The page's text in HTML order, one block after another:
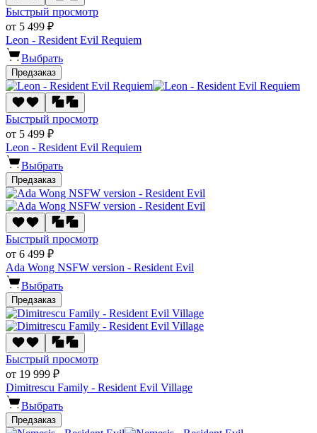
Быстрый просмотр
от 5 499 ₽
Leon - Resident Evil Requiem
Выбрать
Предзаказ
Быстрый просмотр
от 5 499 ₽
Leon - Resident Evil Requiem
Выбрать
Предзаказ
Быстрый просмотр
от 6 499 ₽
Ada Wong NSFW version - Resident Evil
Выбрать
Предзаказ
Быстрый просмотр
от 19 999 ₽
Dimitrescu Family - Resident Evil Village
Выбрать
Предзаказ